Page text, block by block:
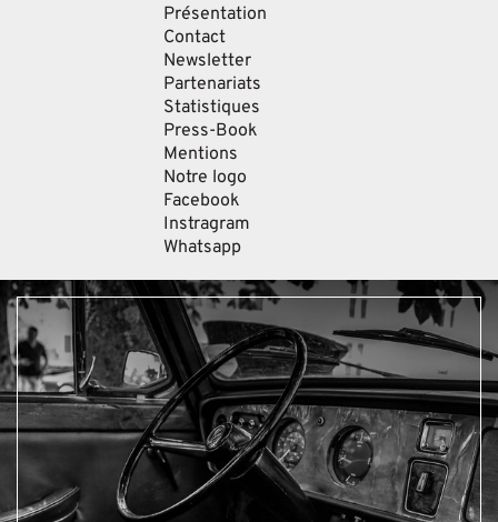
Présentation
Contact
Newsletter
Partenariats
Statistiques
Press-Book
Mentions
Notre logo
Facebook
Instragram
Whatsapp